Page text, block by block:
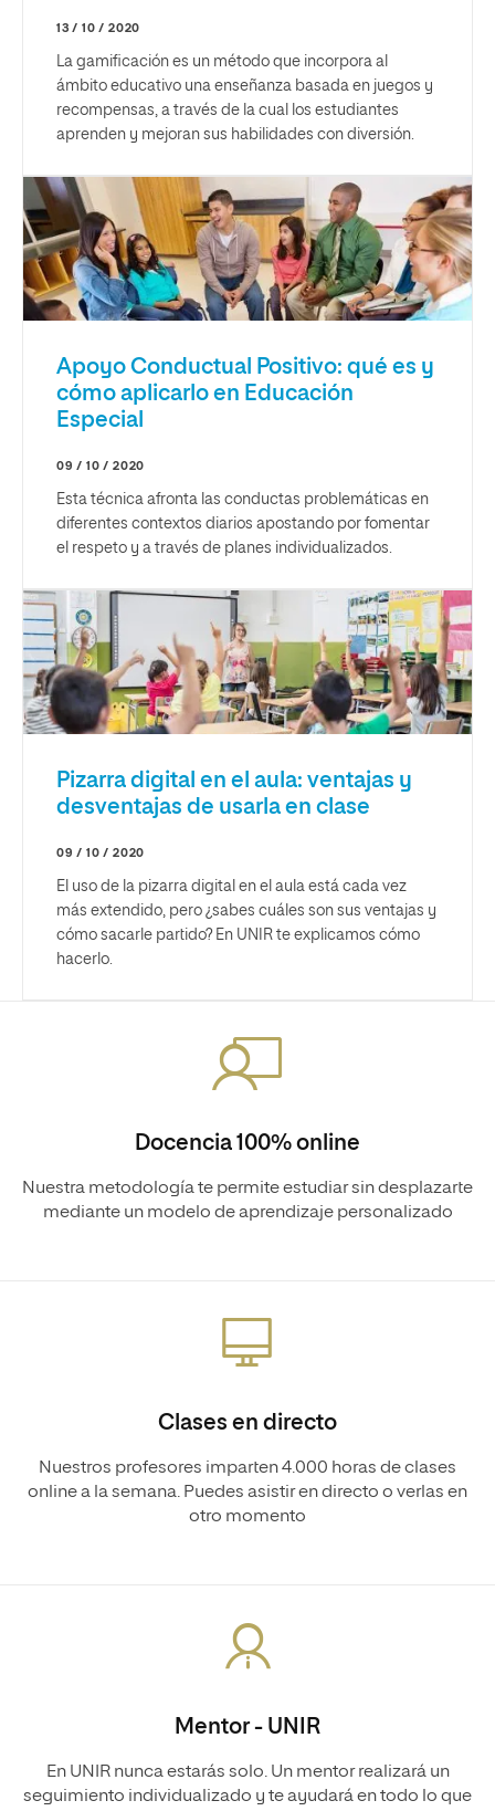
13 / 10 / 2020
La gamificación es un método que incorpora al
ámbito educativo una enseñanza basada en juegos y
recompensas, a través de la cual los estudiantes
aprenden y mejoran sus habilidades con diversión.
Apoyo Conductual Positivo: qué es y
cómo aplicarlo en Educación
Especial
09 / 10 / 2020
Esta técnica afronta las conductas problemáticas en
diferentes contextos diarios apostando por fomentar
el respeto y a través de planes individualizados.
Pizarra digital en el aula: ventajas y
desventajas de usarla en clase
09 / 10 / 2020
El uso de la pizarra digital en el aula está cada vez
más extendido, pero ¿sabes cuáles son sus ventajas y
cómo sacarle partido? En UNIR te explicamos cómo
hacerlo.
Docencia 100% online
Nuestra metodología te permite estudiar sin desplazarte
mediante un modelo de aprendizaje personalizado
Clases en directo
Nuestros profesores imparten 4.000 horas de clases
online a la semana. Puedes asistir en directo o verlas en
otro momento
Mentor - UNIR
En UNIR nunca estarás solo. Un mentor realizará un
seguimiento individualizado y te ayudará en todo lo que